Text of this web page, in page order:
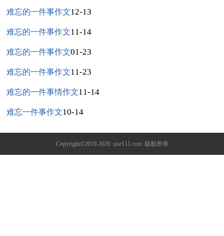
难忘的一件事作文12-13
难忘的一件事作文11-14
难忘的一件事作文01-23
难忘的一件事作文11-23
难忘的一件事情作文11-14
难忘一件事作文10-14
Copyright©2019-2026 xue111.com 版权所有